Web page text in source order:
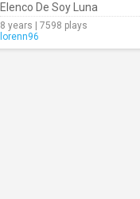
Elenco De Soy Luna
8 years | 7598 plays
lorenn96